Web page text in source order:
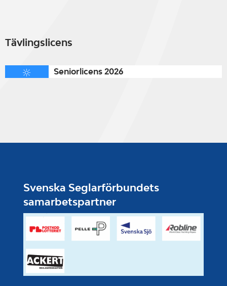
Tävlingslicens
Seniorlicens 2026
Svenska Seglarförbundets
samarbetspartner